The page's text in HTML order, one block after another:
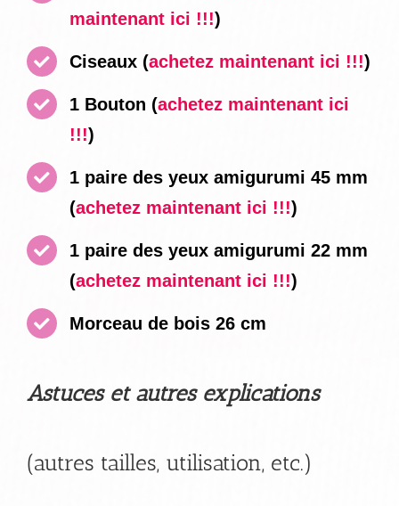
maintenant ici !!!)
Ciseaux (achetez maintenant ici !!!)
1 Bouton (achetez maintenant ici
!!!)
1 paire des yeux amigurumi 45 mm
(achetez maintenant ici !!!)
1 paire des yeux amigurumi 22 mm
(achetez maintenant ici !!!)
Morceau de bois 26 cm
Astuces et autres explications
(autres tailles, utilisation, etc.)